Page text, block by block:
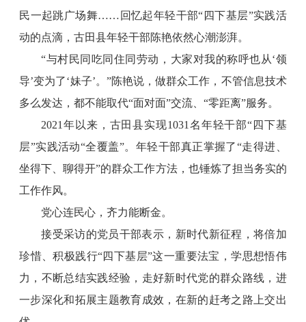
民一起跳广场舞……回忆起年轻干部“四下基层”实践活
动的点滴，古田县年轻干部陈艳依然心潮澎湃。
“与村民同吃同住同劳动，大家对我的称呼也从‘领
导’变为了‘妹子’。”陈艳说，做群众工作，不管信息技术
多么发达，都不能取代“面对面”交流、“零距离”服务。
2021年以来，古田县实现1031名年轻干部“四下基
层”实践活动“全覆盖”。年轻干部真正掌握了“走得进、
坐得下、聊得开”的群众工作方法，也锤炼了担当务实的
工作作风。
党心连民心，齐力能断金。
接受采访的党员干部表示，新时代新征程，将倍加
珍惜、积极践行“四下基层”这一重要法宝，学思想悟伟
力，不断总结实践经验，走好新时代党的群众路线，进
一步深化和拓展主题教育成效，在新的赶考之路上交出